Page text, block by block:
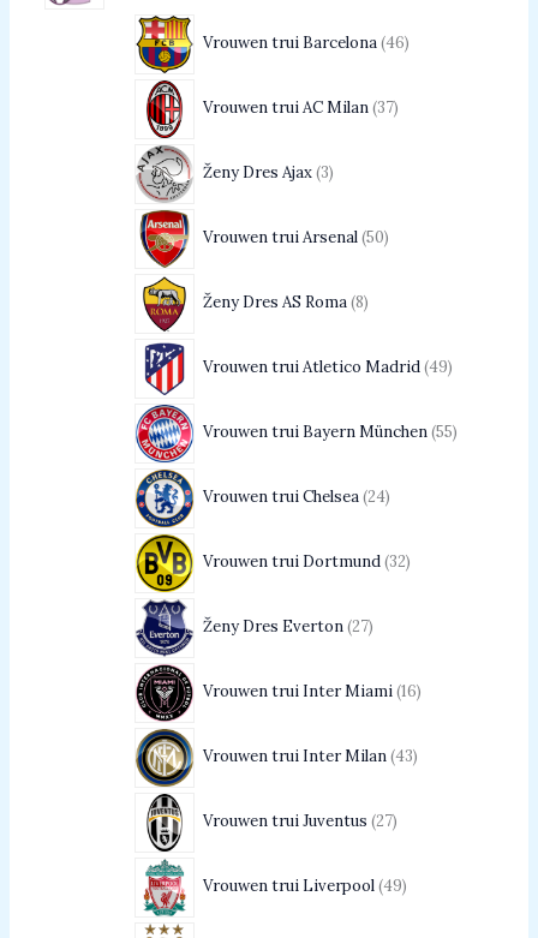
Vrouwen trui Barcelona 46
Vrouwen trui AC Milan 37
Ženy Dres Ajax 3
Vrouwen trui Arsenal 50
Ženy Dres AS Roma 8
Vrouwen trui Atletico Madrid 49
Vrouwen trui Bayern München 55
Vrouwen trui Chelsea 24
Vrouwen trui Dortmund 32
Ženy Dres Everton 27
Vrouwen trui Inter Miami 16
Vrouwen trui Inter Milan 43
Vrouwen trui Juventus 27
Vrouwen trui Liverpool 49